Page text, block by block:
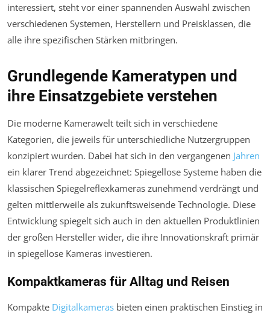
interessiert, steht vor einer spannenden Auswahl zwischen
verschiedenen Systemen, Herstellern und Preisklassen, die
alle ihre spezifischen Stärken mitbringen.
Grundlegende Kameratypen und
ihre Einsatzgebiete verstehen
Die moderne Kamerawelt teilt sich in verschiedene
Kategorien, die jeweils für unterschiedliche Nutzergruppen
konzipiert wurden. Dabei hat sich in den vergangenen Jahren
ein klarer Trend abgezeichnet: Spiegellose Systeme haben die
klassischen Spiegelreflexkameras zunehmend verdrängt und
gelten mittlerweile als zukunftsweisende Technologie. Diese
Entwicklung spiegelt sich auch in den aktuellen Produktlinien
der großen Hersteller wider, die ihre Innovationskraft primär
in spiegellose Kameras investieren.
Kompaktkameras für Alltag und Reisen
Kompakte Digitalkameras bieten einen praktischen Einstieg in